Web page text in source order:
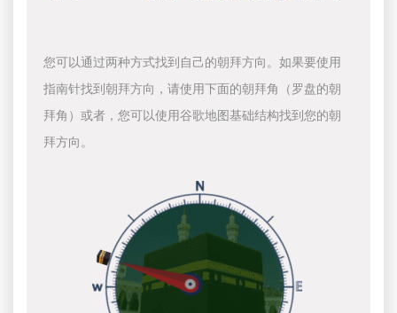
您可以通过两种方式找到自己的朝拜方向。如果要使用
指南针找到朝拜方向，请使用下面的朝拜角（罗盘的朝
拜角）或者，您可以使用谷歌地图基础结构找到您的朝
拜方向。